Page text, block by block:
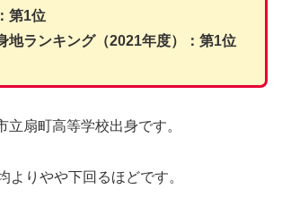
第1位
地ランキング（2021年度）：第1位
立扇町高等学校出身です。
よりやや下回るほどです。